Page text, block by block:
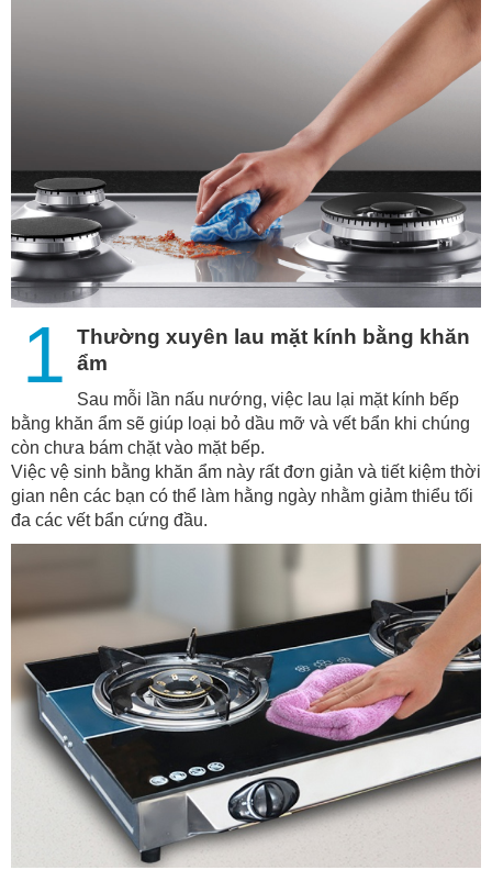
1
Thường xuyên lau mặt kính bằng khăn
ẩm
Sau mỗi lần nấu nướng, việc lau lại mặt kính bếp
bằng khăn ẩm sẽ giúp loại bỏ dầu mỡ và vết bẩn khi chúng
còn chưa bám chặt vào mặt bếp.
Việc vệ sinh bằng khăn ẩm này rất đơn giản và tiết kiệm thời
gian nên các bạn có thể làm hằng ngày nhằm giảm thiểu tối
đa các vết bẩn cứng đầu.